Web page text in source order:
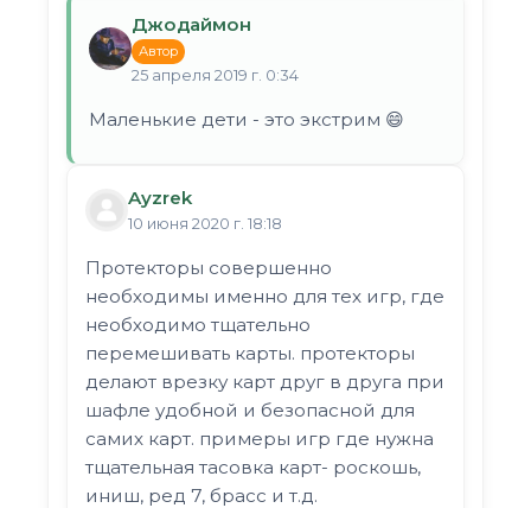
Джодаймон
Автор
25 апреля 2019 г. 0:34
Маленькие дети - это экстрим 😄
Ayzrek
10 июня 2020 г. 18:18
Протекторы совершенно
необходимы именно для тех игр, где
необходимо тщательно
перемешивать карты. протекторы
делают врезку карт друг в друга при
шафле удобной и безопасной для
самих карт. примеры игр где нужна
тщательная тасовка карт- роскошь,
иниш, ред 7, брасс и т.д.